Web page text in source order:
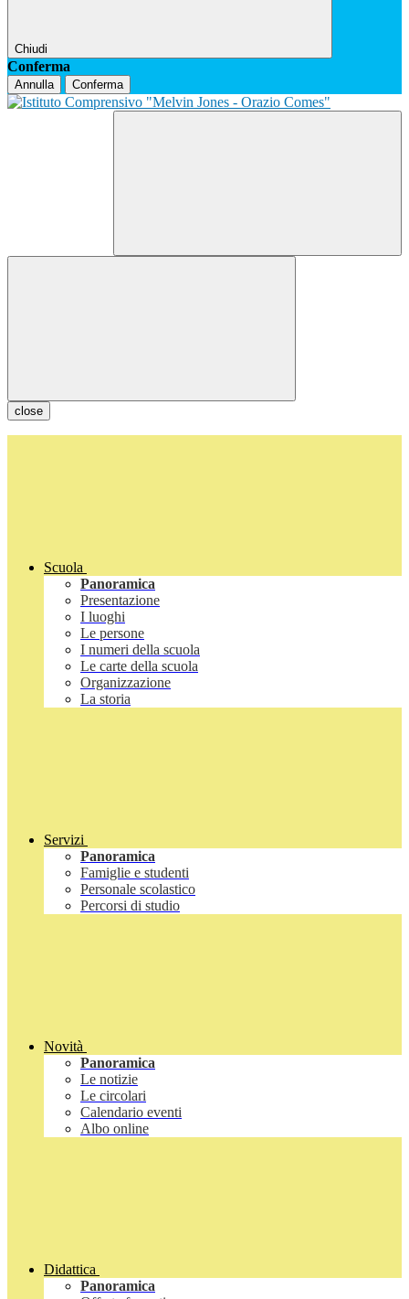
Chiudi
Conferma
Annulla Conferma
close
Scuola
Panoramica
Presentazione
I luoghi
Le persone
I numeri della scuola
Le carte della scuola
Organizzazione
La storia
Servizi
Panoramica
Famiglie e studenti
Personale scolastico
Percorsi di studio
Novità
Panoramica
Le notizie
Le circolari
Calendario eventi
Albo online
Didattica
Panoramica